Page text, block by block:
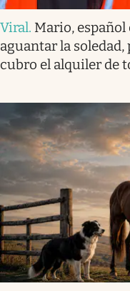
Viral. Mario,
aguantar la soledad,
cubro el alquiler de